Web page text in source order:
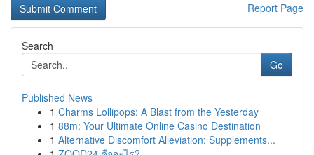
Report Page
Search
Go
Published News
1 Charms Lollipops: A Blast from the Yesterday
1 88m: Your Ultimate Online Casino Destination
1 Alternative Discomfort Alleviation: Supplements...